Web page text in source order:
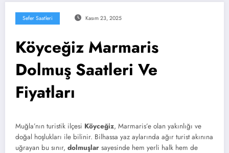
Sefer Saatleri Kasım 23, 2025
Köyceğiz Marmaris
Dolmuş Saatleri Ve
Fiyatları
Muğla’nın turistik ilçesi Köyceğiz, Marmaris’e olan yakınlığı ve
doğal hoşlukları ile bilinir. Bilhassa yaz aylarında ağır turist akınına
uğrayan bu sınır, dolmuşlar sayesinde hem yerli halk hem de